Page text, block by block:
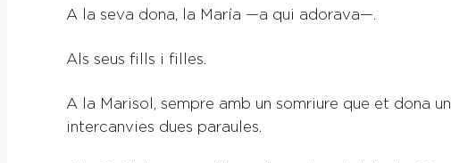
A la seva dona, la María —a qui adorava—.
Als seus fills i filles.
A la Marisol, sempre amb un somriure que et dona
intercanvies dues paraules.